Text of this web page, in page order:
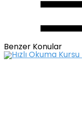
Benzer Konular